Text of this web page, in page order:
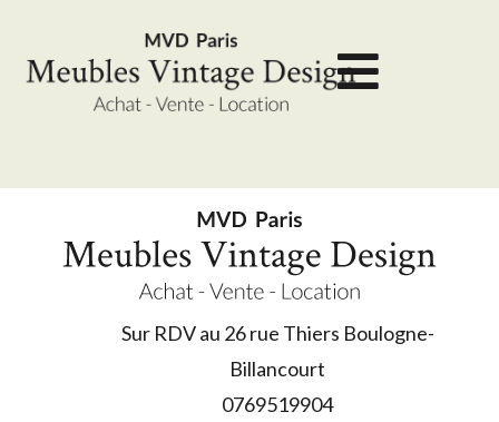
Sur RDV au 26 rue Thiers Boulogne-
Billancourt
0769519904